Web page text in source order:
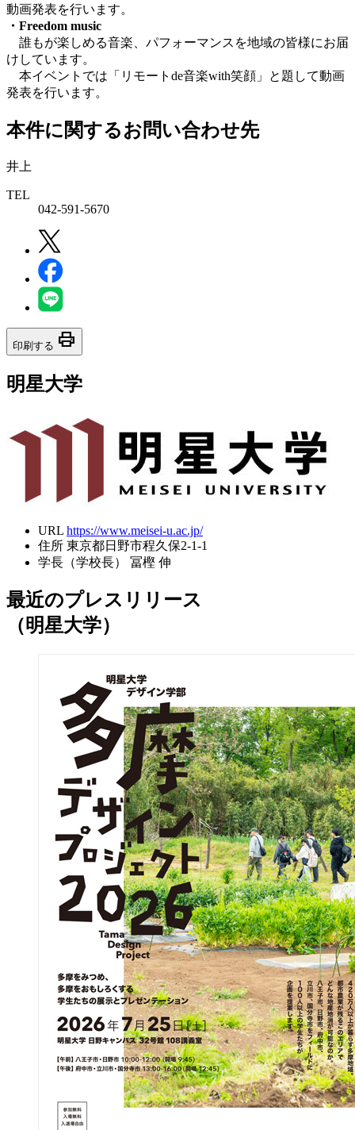
動画発表を行います。
・Freedom music
誰もが楽しめる音楽、パフォーマンスを地域の皆様にお届
けしています。
本イベントでは「リモートde音楽with笑顔」と題して動画
発表を行います。
本件に関するお問い合わせ先
井上
TEL
042-591-5670
印刷する print
明星大学
URL https://www.meisei-u.ac.jp/
住所 東京都日野市程久保2-1-1
学長（学校長）
冨樫 伸
最近のプレスリリース
（明星大学）